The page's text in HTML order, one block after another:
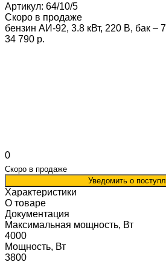
Артикул: 64/10/5
Скоро в продаже
бензин АИ-92, 3.8 кВт, 220 В, бак – 7
34 790 p.
0
Скоро в продаже
Уведомить о
Характеристики
О товаре
Документация
Максимальная мощность, Вт
4000
Мощность, Вт
3800